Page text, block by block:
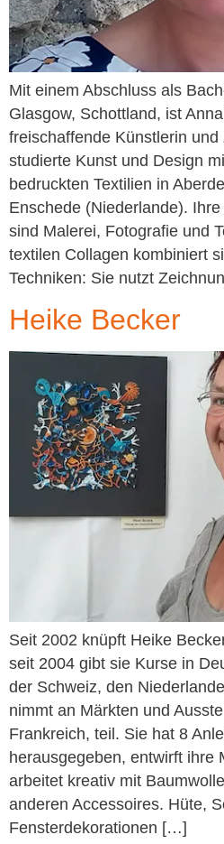
Mit einem Abschluss als
Glasgow, Schottland, ist
freischaffende Künstlerin und
studierte Kunst und Design
bedruckten Textilien in
Enschede (Niederlande).
sind Malerei, Fotografie und
textilen Collagen kombiniert
Techniken: Sie nutzt
Heike Becker
Seit 2002 knüpft Heike
seit 2004 gibt sie Kurse in
der Schweiz, den
nimmt an Märkten und
Frankreich, teil. Sie hat 8
herausgegeben, entwirft ihre
arbeitet kreativ mit
anderen Accessoires. Hüte,
Fensterdekorationen […]